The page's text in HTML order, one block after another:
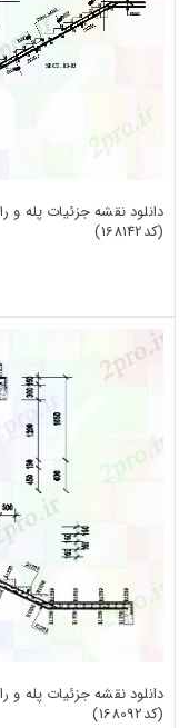
(کد168142)
(کد168092)